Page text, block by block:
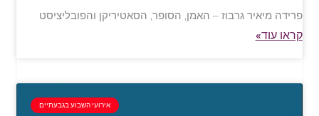
פרידה מיאיר גרבוז – האמן, הסופר, הסאטיריקן והפובליציסט
קראו עוד»
אירועי השבוע בגבעתיים